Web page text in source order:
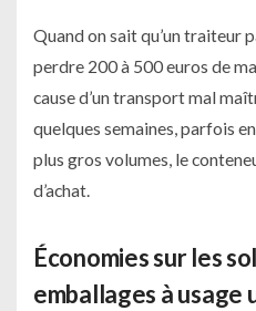
Quand on sait qu’un traiteur
perdre 200 à 500 euros de
cause d’un transport mal
quelques semaines, parfois
plus gros volumes, le
d’achat.
Économies sur les
emballages à usage